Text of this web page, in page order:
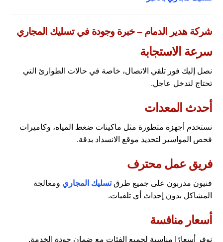
شركة هدير الدمام – خبرة وجودة في تسليك المجاري
سرعة الاستجابة
نصل إليك فور تلقي الاتصال، خاصة في حالات الطوارئ التي
تحتاج لتدخل عاجل.
أحدث المعدات
نستخدم أجهزة متطورة مثل ماكينات ضغط المياه، وكاميرات
فحص المواسير لتحديد موقع الانسداد بدقة.
فريق عمل محترف
فنيون مدربون على جميع طرقتسليك المجاري ومعالجة
المشاكل بدون إحداث أي تلفيات.
أسعار منافسة
نوفر أسعارًا مناسبة لجميع الفئات مع ضمان جودة الخدمة.